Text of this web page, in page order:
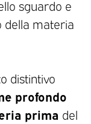
sguardo e
della materia
distintivo
profondo
prima del